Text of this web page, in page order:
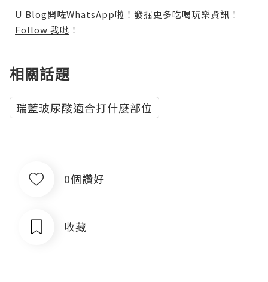
U Blog開咗WhatsApp啦！發掘更多吃喝玩樂資訊！
Follow 我哋 ！
相關話題
瑞藍玻尿酸適合打什麼部位
0個讚好
收藏